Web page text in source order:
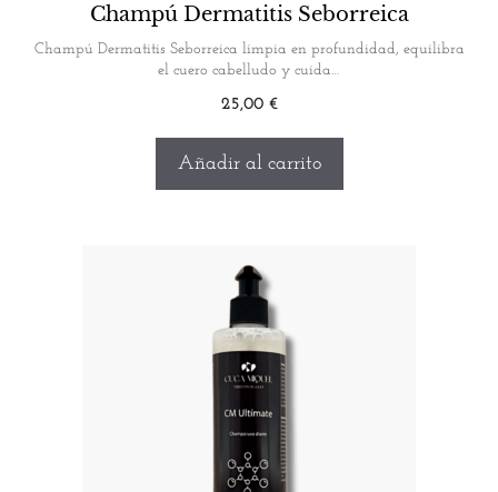
Champú Dermatitis Seborreica
Champú Dermatitis Seborreica limpia en profundidad, equilibra
el cuero cabelludo y cuida…
25,00 €
Añadir al carrito